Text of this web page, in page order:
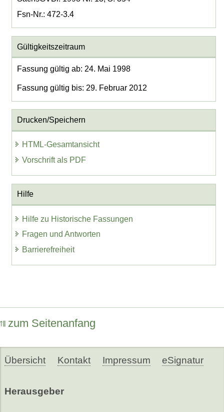
Fsn-Nr.: 472-3.4
Gültigkeitszeitraum
Fassung gültig ab: 24. Mai 1998
Fassung gültig bis: 29. Februar 2012
Drucken/Speichern
HTML-Gesamtansicht
Vorschrift als PDF
Hilfe
Hilfe zu Historische Fassungen
Fragen und Antworten
Barrierefreiheit
zum Seitenanfang
Übersicht Kontakt Impressum eSignatur
Herausgeber